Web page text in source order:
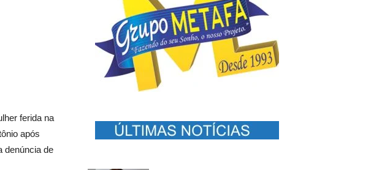
ferida na
após
denúncia de